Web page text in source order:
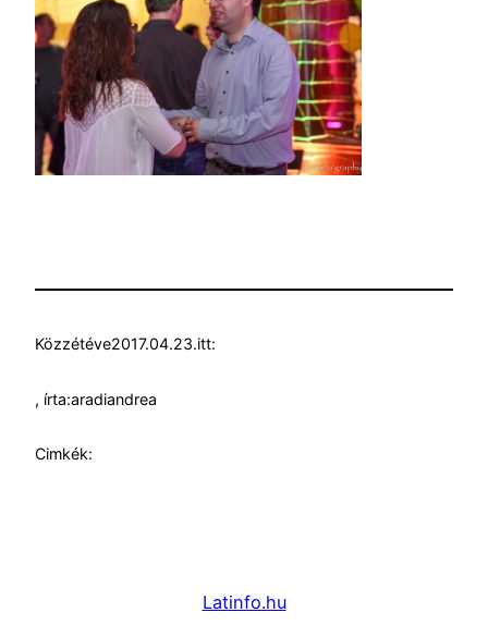
Közzétéve2017.04.23.itt:
, írta:aradiandrea
Cimkék:
Latinfo.hu